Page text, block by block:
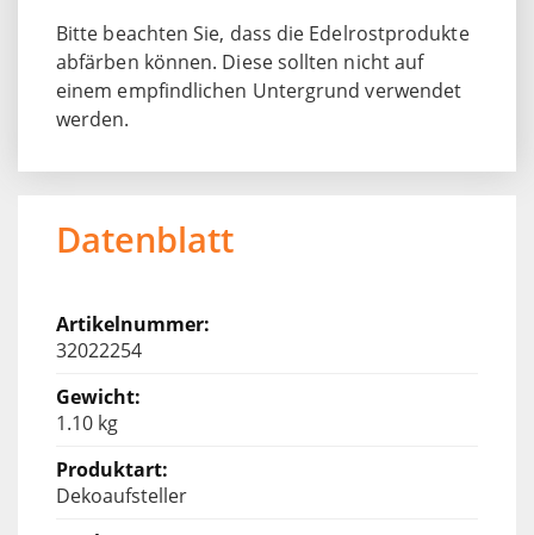
Bitte beachten Sie, dass die Edelrostprodukte
abfärben können. Diese sollten nicht auf
einem empfindlichen Untergrund verwendet
werden.
Datenblatt
32022254
1.10 kg
Dekoaufsteller